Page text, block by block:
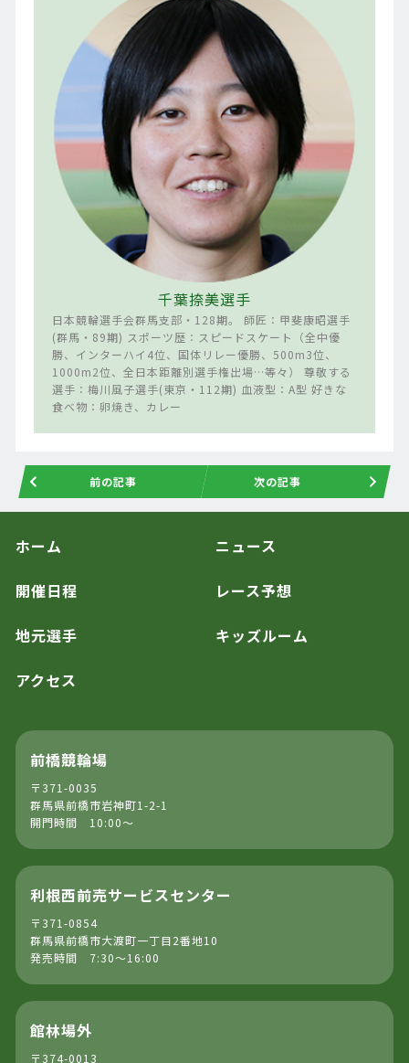
千葉捺美選手
日本競輪選手会群馬支部・128期。 師匠：甲斐康昭選手
(群馬・89期) スポーツ歴：スピードスケート（全中優
勝、インターハイ4位、国体リレー優勝、500m3位、
1000m2位、全日本距離別選手権出場…等々） 尊敬する
選手：梅川風子選手(東京・112期) 血液型：A型 好きな
食べ物：卵焼き、カレー
前の記事 次の記事
ホーム ニュース
開催日程 レース予想
地元選手 キッズルーム
アクセス
前橋競輪場
〒371-0035
群馬県前橋市岩神町1-2-1
開門時間 10:00～
利根西前売サービスセンター
〒371-0854
群馬県前橋市大渡町一丁目2番地10
発売時間 7:30～16:00
館林場外
〒374-0013